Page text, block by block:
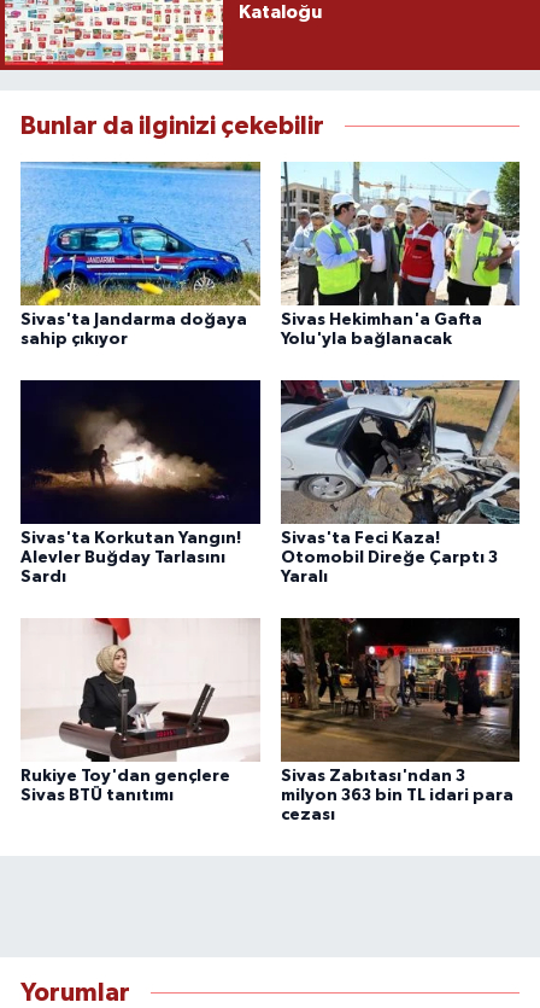
Kataloğu
Bunlar da ilginizi çekebilir
Sivas'ta Jandarma doğaya
sahip çıkıyor
Sivas Hekimhan'a Gafta
Yolu'yla bağlanacak
Sivas'ta Korkutan Yangın!
Alevler Buğday Tarlasını
Sardı
Sivas'ta Feci Kaza!
Otomobil Direğe Çarptı 3
Yaralı
Rukiye Toy'dan gençlere
Sivas BTÜ tanıtımı
Sivas Zabıtası'ndan 3
milyon 363 bin TL idari para
cezası
Yorumlar